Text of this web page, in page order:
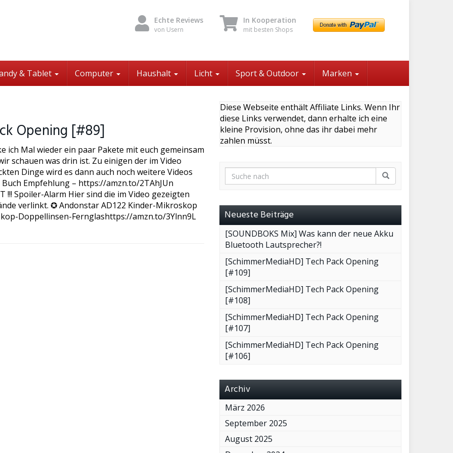
Echte Reviews
von Usern
In Kooperation
mit besten Shops
& Tablet Computer Haushalt Licht Sport & Outdoor Marken
Opening [#89]
ich Mal wieder ein paar Pakete mit euch gemeinsam
schauen was drin ist. Zu einigen der im Video
Dinge wird es dann auch noch weitere Videos
Empfehlung – https://amzn.to/2TAhJUn
!!! Spoiler-Alarm Hier sind die im Video gezeigten
verlinkt. ✪ Andonstar AD122 Kinder-Mikroskop
Doppellinsen-Fernglashttps://amzn.to/3Ylnn9L
Diese Webseite enthält Affiliate Links. Wenn Ihr
diese Links verwendet, dann erhalte ich eine
kleine Provision, ohne das ihr dabei mehr
zahlen müsst.
Neueste Beiträge
[SOUNDBOKS Mix] Was kann der neue Akku
Bluetooth Lautsprecher?!
[SchimmerMediaHD] Tech Pack Opening
[#109]
[SchimmerMediaHD] Tech Pack Opening
[#108]
[SchimmerMediaHD] Tech Pack Opening
[#107]
[SchimmerMediaHD] Tech Pack Opening
[#106]
Archiv
März 2026
September 2025
August 2025